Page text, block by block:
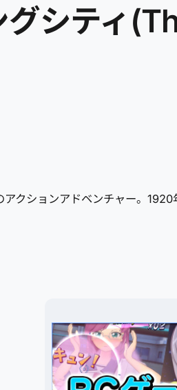
グシティ
クションアドベンチャー。